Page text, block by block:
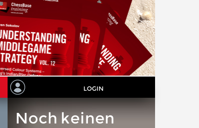
LOGIN
Noch keinen